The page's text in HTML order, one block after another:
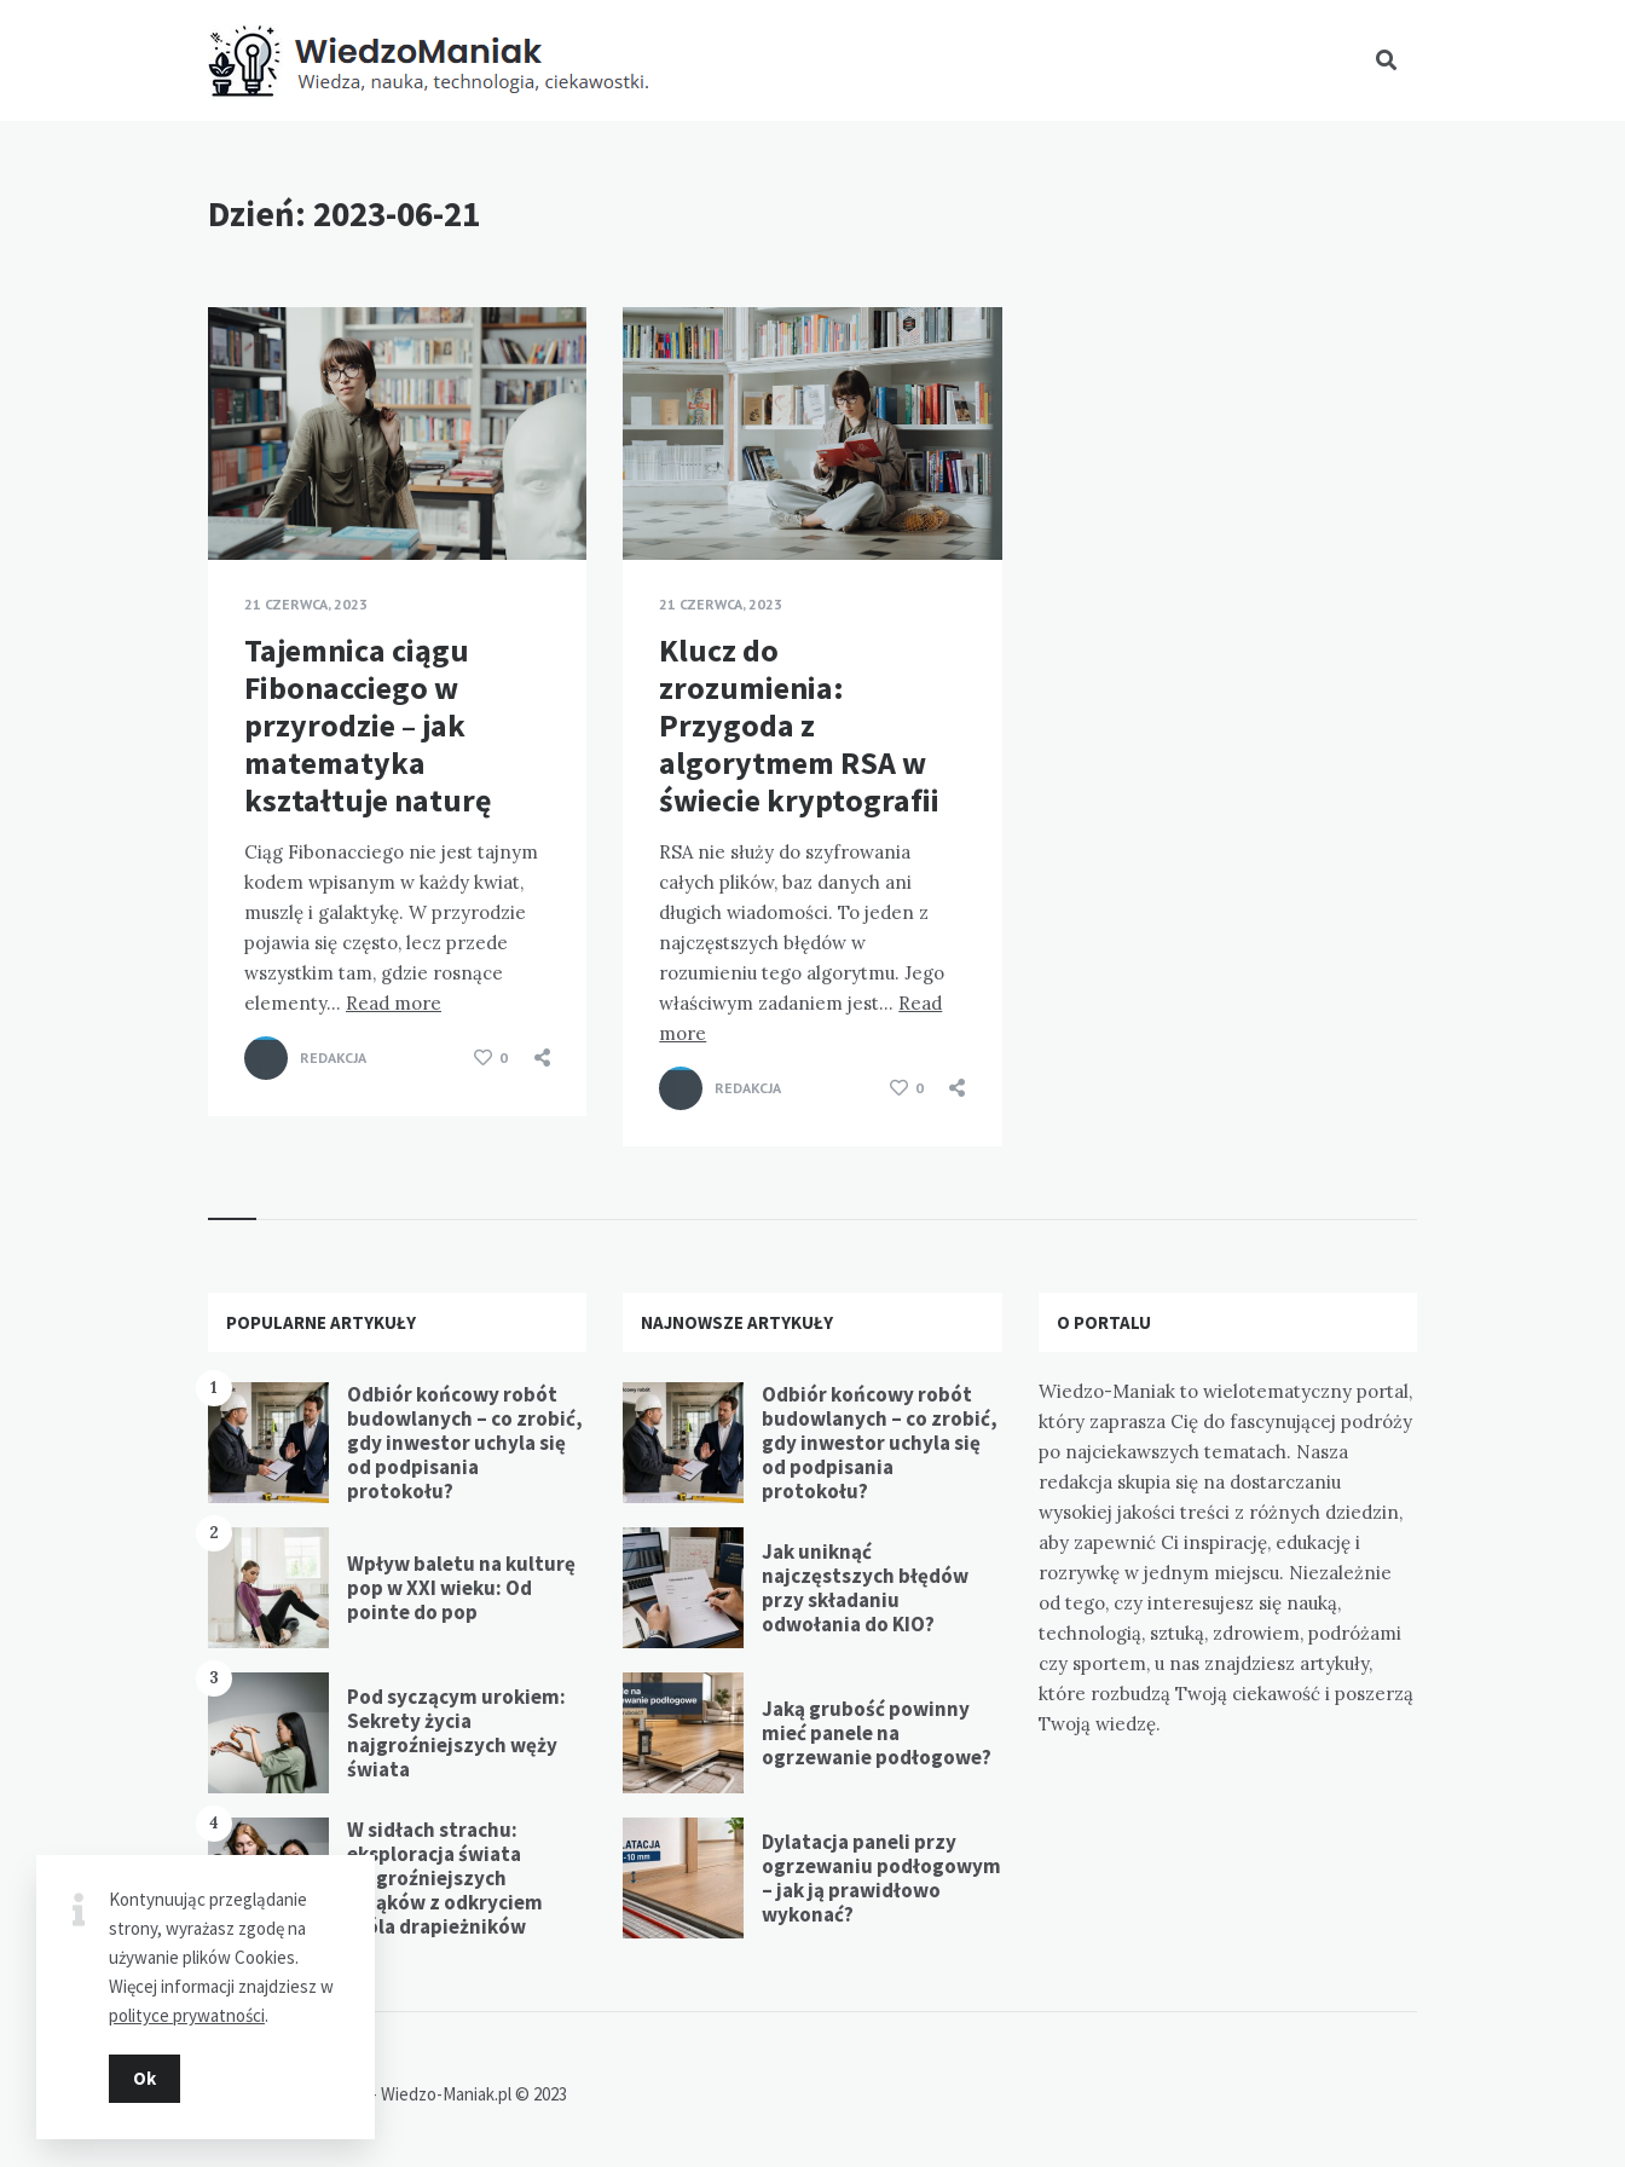
Dzień: 2023-06-21
21 CZERWCA, 2023
Tajemnica ciągu
Fibonacciego w
przyrodzie – jak
matematyka
kształtuje naturę
Ciąg Fibonacciego nie jest tajnym
kodem wpisanym w każdy kwiat,
muszlę i galaktykę. W przyrodzie
pojawia się często, lecz przede
wszystkim tam, gdzie rosnące
elementy… Read more
REDAKCJA 0
21 CZERWCA, 2023
Klucz do
zrozumienia:
Przygoda z
algorytmem RSA w
świecie kryptografii
RSA nie służy do szyfrowania
całych plików, baz danych ani
długich wiadomości. To jeden z
najczęstszych błędów w
rozumieniu tego algorytmu. Jego
właściwym zadaniem jest… Read
more
REDAKCJA 0
Widgets
POPULARNE ARTYKUŁY
1
Odbiór końcowy robót
budowlanych – co zrobić,
gdy inwestor uchyla się
od podpisania
protokołu?
2
Wpływ baletu na kulturę
pop w XXI wieku: Od
pointe do pop
3
Pod syczącym urokiem:
Sekrety życia
najgroźniejszych węży
świata
4
W sidłach strachu:
eksploracja świata
najgroźniejszych
pająków z odkryciem
króla drapieżników
NAJNOWSZE ARTYKUŁY
Odbiór końcowy robót
budowlanych – co zrobić,
gdy inwestor uchyla się
od podpisania
protokołu?
Jak uniknąć
najczęstszych błędów
przy składaniu
odwołania do KIO?
Jaką grubość powinny
mieć panele na
ogrzewanie podłogowe?
Dylatacja paneli przy
ogrzewaniu podłogowym
– jak ją prawidłowo
wykonać?
O PORTALU
Wiedzo-Maniak to wielotematyczny portal,
który zaprasza Cię do fascynującej podróży
po najciekawszych tematach. Nasza
redakcja skupia się na dostarczaniu
wysokiej jakości treści z różnych dziedzin,
aby zapewnić Ci inspirację, edukację i
rozrywkę w jednym miejscu. Niezależnie
od tego, czy interesujesz się nauką,
technologią, sztuką, zdrowiem, podróżami
czy sportem, u nas znajdziesz artykuły,
które rozbudzą Twoją ciekawość i poszerzą
Twoją wiedzę.
Dziękujemy za wizytę - Wiedzo-Maniak.pl © 2023
Kontynuując przeglądanie
strony, wyrażasz zgodę na
używanie plików Cookies.
Więcej informacji znajdziesz w
polityce prywatności.
Ok